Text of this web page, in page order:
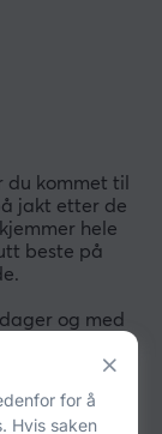
du kommet til
jakt etter de
hele
beste på
og med
raskt og